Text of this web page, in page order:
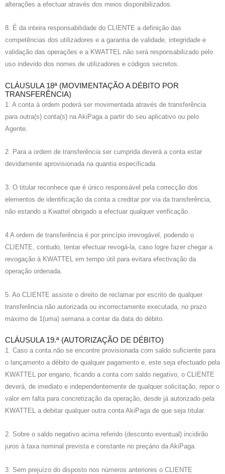
alterações a efectuar através dos meios disponibilizados.
8. É da inteira responsabilidade do CLIENTE a definição das
competências dos utilizadores e a garantia de validade, integridade e
validação das operações e a KWATTEL não será responsabilizado pelo
uso indevido dos nomes de utilizadores e códigos secretos.
CLÁUSULA 18ª (MOVIMENTAÇÃO A DÉBITO POR
TRANSFERÊNCIA)
1. A conta à ordem poderá ser movimentada através de transferência
para outra(s) conta(s) na AkiPaga a partir do seu aplicativo ou pelo
Agente.
2. Para a ordem de transferência ser cumprida deverá a conta estar
devidamente aprovisionada na quantia especificada.
3. O titular reconhece que é único responsável pela correcção dos
elementos de identificação da conta a creditar por via da transferência,
não estando a Kwattel obrigado a efectuar qualquer verificação.
4 A ordem de transferência é por princípio irrevogável, podendo o
CLIENTE, contudo, tentar efectuar revogá-la, caso logre fazer chegar a
revogação à KWATTEL em tempo útil para evitara efectivação da
operação ordenada.
5. Ao CLIENTE assiste o direito de reclamar por escrito de qualquer
transferência não autorizada ou incorrectamente executada, no prazo
máximo de 1(uma) semana a contar da data do débito.
CLÁUSULA 19.ª (AUTORIZAÇÃO DE DÉBITO)
1. Caso a conta não se encontre provisionada com saldo suficiente para
o lançamento a débito de qualquer pagamento e, este seja efectuado pela
KWATTEL por engano, ficando a conta com saldo negativo, o CLIENTE
deverá, de imediato e independentemente de qualquer solicitação, repor o
valor em falta para concretização da operação, desde já autorizado pela
KWATTEL a debitar qualquer outra conta AkiPaga de que seja titular.
2. Sobre o saldo negativo acima referido (desconto eventual) incidirão
juros à taxa nominal prevista e constante no preçário da AkiPaga.
3. Sem prejuízo do disposto nos números anteriores o CLIENTE